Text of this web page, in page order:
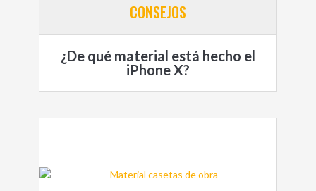
CONSEJOS
¿De qué material está hecho el
iPhone X?